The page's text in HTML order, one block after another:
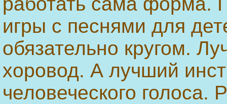
игры с песнями для
обязательно кругом.
хоровод. А лучший
человеческого голоса.